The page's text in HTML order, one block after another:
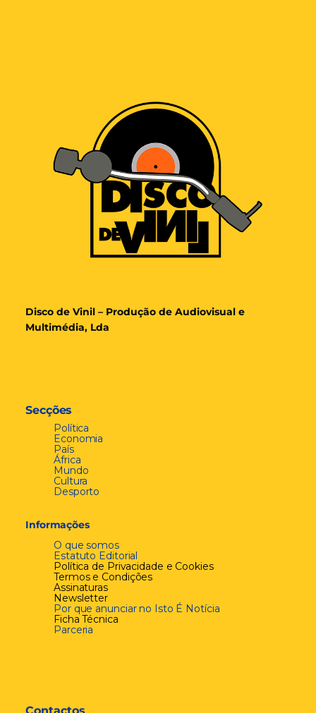
Disco de Vinil – Produção de Audiovisual e
Multimédia, Lda
Secções
Política
Economia
País
África
Mundo
Cultura
Desporto
Informações
O que somos
Estatuto Editorial
Política de Privacidade e Cookies
Termos e Condições
Assinaturas
Newsletter
Por que anunciar no Isto É Notícia
Ficha Técnica
Parceria